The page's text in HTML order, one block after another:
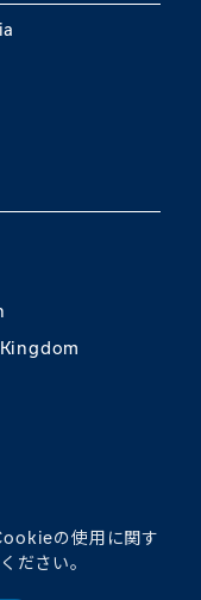
の使用に関す
ださい。